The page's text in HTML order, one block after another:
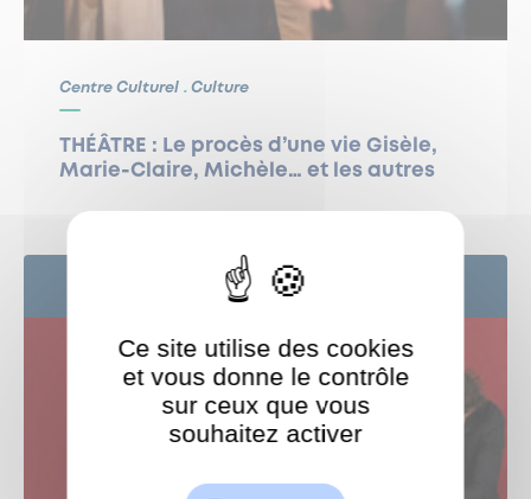
Centre Culturel Culture
THÉÂTRE : Le procès d’une vie Gisèle,
Marie-Claire, Michèle… et les autres
24 SEP
ShareThis est désactivé.
Ce site utilise des cookies
et vous donne le contrôle
sur ceux que vous
souhaitez activer